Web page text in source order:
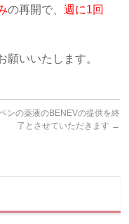
の再開で、週に1回
願いいたします。
ンの薬液のBENEVの提供を終
了とさせていただきます →